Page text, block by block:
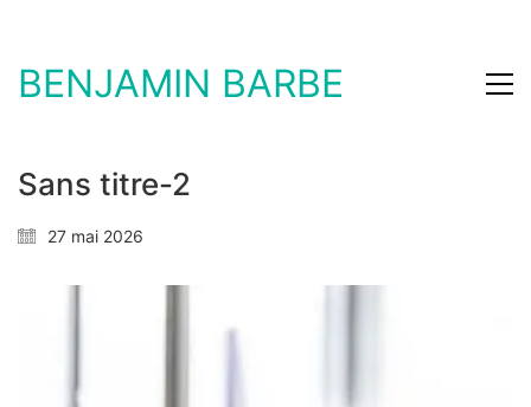
BENJAMIN BARBE
Sans titre-2
27 mai 2026